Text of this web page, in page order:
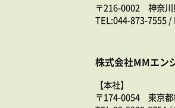
〒216-0002 神奈川
TEL:044-873-7555/
株式会社MMエン
【本社】
〒174-0054 東京都